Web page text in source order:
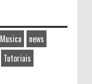
Musica
news
Tutoriais